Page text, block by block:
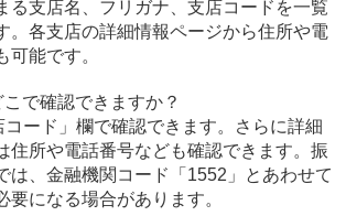
る支店名、フリガナ、支店コードを一覧
。各支店の詳細情報ページから住所や電
可能です。
で確認できますか？
ード」欄で確認できます。さらに詳細
住所や電話番号なども確認できます。振
は、金融機関コード「1552」とあわせて
要になる場合があります。